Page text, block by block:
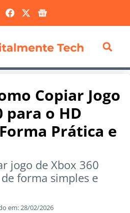
Copiar Jogo
para o HD
Prática e
jogo de Xbox 360
forma simples e
em: 28/02/2026